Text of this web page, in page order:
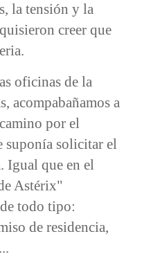
la tensión y la
creer que
oficinas de la
acompabañamos a
por el
suponía solicitar el
Igual que en el
Astérix"
todo tipo:
de residencia,